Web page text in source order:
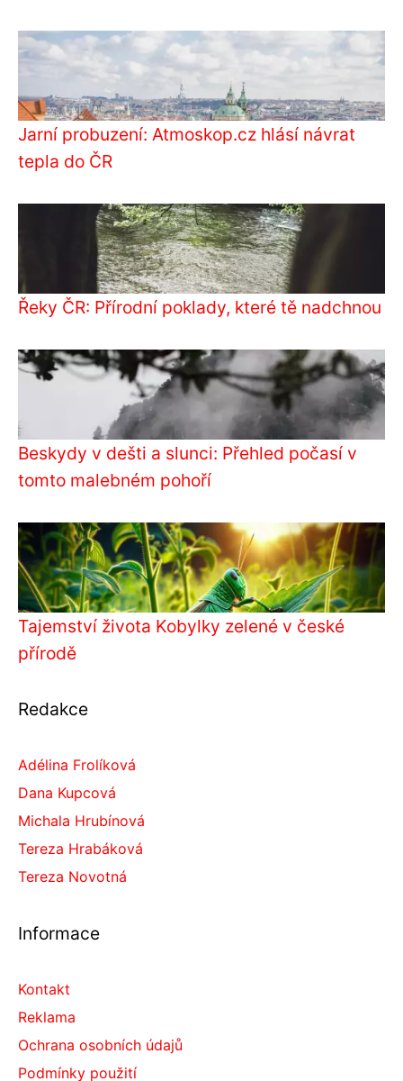
Jarní probuzení: Atmoskop.cz hlásí návrat
tepla do ČR
Řeky ČR: Přírodní poklady, které tě nadchnou
Beskydy v dešti a slunci: Přehled počasí v
tomto malebném pohoří
Tajemství života Kobylky zelené v české
přírodě
Redakce
Adélina Frolíková
Dana Kupcová
Michala Hrubínová
Tereza Hrabáková
Tereza Novotná
Informace
Kontakt
Reklama
Ochrana osobních údajů
Podmínky použití